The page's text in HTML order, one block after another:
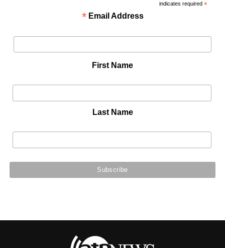
*
indicates required
Email Address
*
First Name
Last Name